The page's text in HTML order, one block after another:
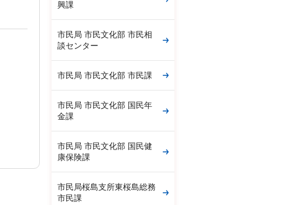
興課
市民局 市民文化部 市民相
談センター
市民局 市民文化部 市民課
市民局 市民文化部 国民年
金課
市民局 市民文化部 国民健
康保険課
市民局桜島支所東桜島総務
市民課